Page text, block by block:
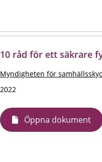
10 råd för ett säkrare
Myndigheten för
2022
Öppna dokument